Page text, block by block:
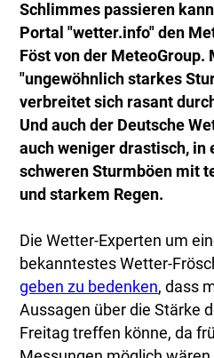
Schlimmes passieren
Portal "wetter.info" den
Föst von der MeteoGroup.
"ungewöhnlich starkes
verbreitet sich rasant
Und auch der Deutsche
auch weniger drastisch, in
schweren Sturmböen mit
und starkem Regen.
Die Wetter-Experten um
bekanntestes Wetter-
geben zu bedenken, dass
Aussagen über die Stärke
Freitag treffen könne, da